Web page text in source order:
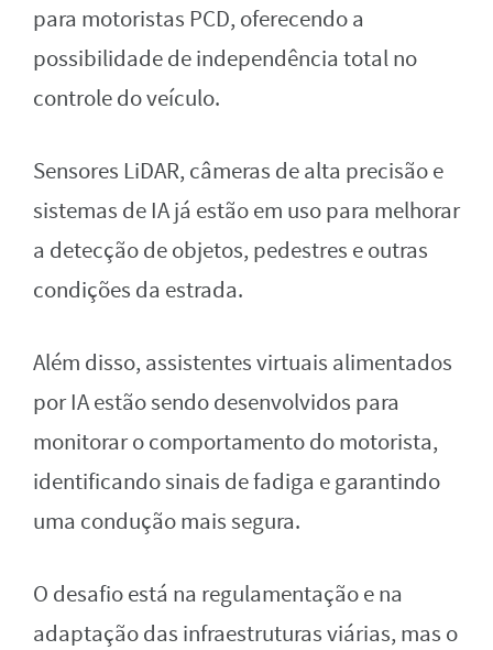
para motoristas PCD, oferecendo a
possibilidade de independência total no
controle do veículo.
Sensores LiDAR, câmeras de alta precisão e
sistemas de IA já estão em uso para melhorar
a detecção de objetos, pedestres e outras
condições da estrada.
Além disso, assistentes virtuais alimentados
por IA estão sendo desenvolvidos para
monitorar o comportamento do motorista,
identificando sinais de fadiga e garantindo
uma condução mais segura.
O desafio está na regulamentação e na
adaptação das infraestruturas viárias, mas o